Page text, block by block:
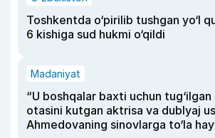
Toshkentda o‘pirilib tushgan yo‘l
6 kishiga sud hukmi o‘qildi
Madaniyat
“U boshqalar baxti uchun tug‘ilgan
otasini kutgan aktrisa va dublyaj
Ahmedovaning sinovlarga to‘la